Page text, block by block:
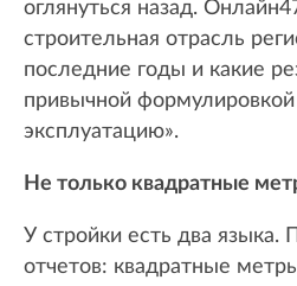
оглянуться назад.
строительная отрасль
последние годы и какие
привычной формулировкой
эксплуатацию».
Не только квадратные
У стройки есть два языка.
отчетов: квадратные